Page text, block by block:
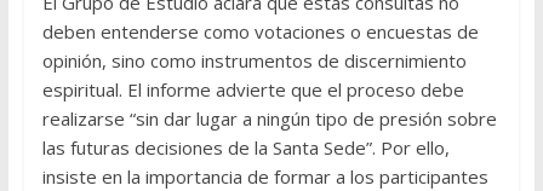
deben entenderse como votaciones o encuestas de
opinión, sino como instrumentos de discernimiento
espiritual. El informe advierte que el proceso debe
realizarse “sin dar lugar a ningún tipo de presión sobre
las futuras decisiones de la Santa Sede”. Por ello,
insiste en la importancia de formar a los participantes